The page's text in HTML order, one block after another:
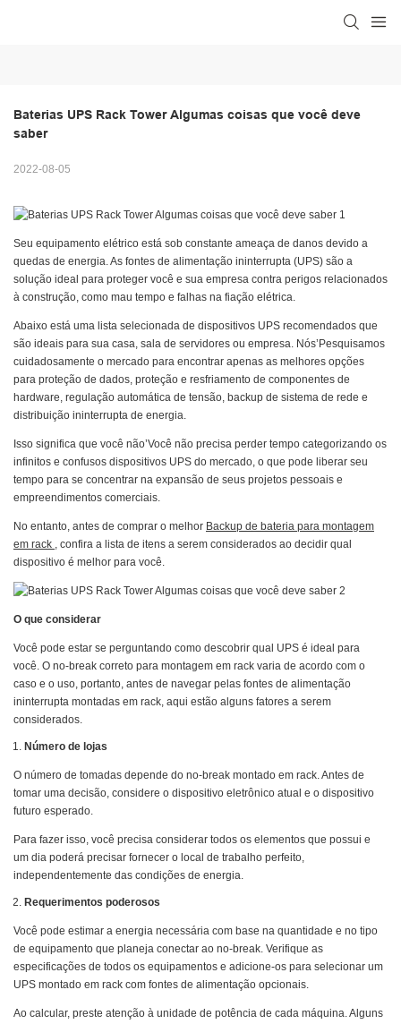
Baterias UPS Rack Tower Algumas coisas que você deve
saber
2022-08-05
Seu equipamento elétrico está sob constante ameaça de danos devido a
quedas de energia. As fontes de alimentação ininterrupta (UPS) são a
solução ideal para proteger você e sua empresa contra perigos relacionados
à construção, como mau tempo e falhas na fiação elétrica.
Abaixo está uma lista selecionada de dispositivos UPS recomendados que
são ideais para sua casa, sala de servidores ou empresa. Nós’Pesquisamos
cuidadosamente o mercado para encontrar apenas as melhores opções
para proteção de dados, proteção e resfriamento de componentes de
hardware, regulação automática de tensão, backup de sistema de rede e
distribuição ininterrupta de energia.
Isso significa que você não’Você não precisa perder tempo categorizando os
infinitos e confusos dispositivos UPS do mercado, o que pode liberar seu
tempo para se concentrar na expansão de seus projetos pessoais e
empreendimentos comerciais.
No entanto, antes de comprar o melhor Backup de bateria para montagem
em rack , confira a lista de itens a serem considerados ao decidir qual
dispositivo é melhor para você.
O que considerar
Você pode estar se perguntando como descobrir qual UPS é ideal para
você. O no-break correto para montagem em rack varia de acordo com o
caso e o uso, portanto, antes de navegar pelas fontes de alimentação
ininterrupta montadas em rack, aqui estão alguns fatores a serem
considerados.
Número de lojas
O número de tomadas depende do no-break montado em rack. Antes de
tomar uma decisão, considere o dispositivo eletrônico atual e o dispositivo
futuro esperado.
Para fazer isso, você precisa considerar todos os elementos que possui e
um dia poderá precisar fornecer o local de trabalho perfeito,
independentemente das condições de energia.
Requerimentos poderosos
Você pode estimar a energia necessária com base na quantidade e no tipo
de equipamento que planeja conectar ao no-break. Verifique as
especificações de todos os equipamentos e adicione-os para selecionar um
UPS montado em rack com fontes de alimentação opcionais.
Ao calcular, preste atenção à unidade de potência de cada máquina. Alguns